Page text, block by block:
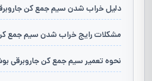
دليل خراب شدن سیم جمع کن
مشکلات رایج خراب شدن سیم جمع
نحوه تعمیر سیم جمع کن جاروبرقی